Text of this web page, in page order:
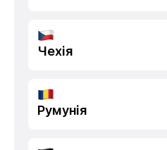
Чехія
Румунія